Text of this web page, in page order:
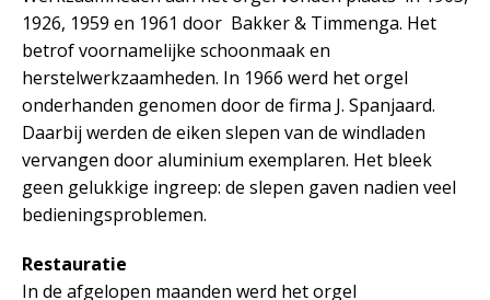
1926, 1959 en 1961 door Bakker & Timmenga. Het
betrof voornamelijke schoonmaak en
herstelwerkzaamheden. In 1966 werd het orgel
onderhanden genomen door de firma J. Spanjaard.
Daarbij werden de eiken slepen van de windladen
vervangen door aluminium exemplaren. Het bleek
geen gelukkige ingreep: de slepen gaven nadien veel
bedieningsproblemen.
Restauratie
In de afgelopen maanden werd het orgel